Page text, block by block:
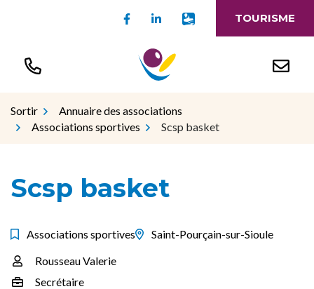
Lien vers le compte Facebook
Lien vers le compte
Lien vers l'appli
TOURISME
Sortir
Annuaire des associations
Associations sportives
Scsp basket
Scsp basket
Associations sportives Saint-Pourçain-sur-Sioule
Infos utiles
Rousseau Valerie
Secrétaire